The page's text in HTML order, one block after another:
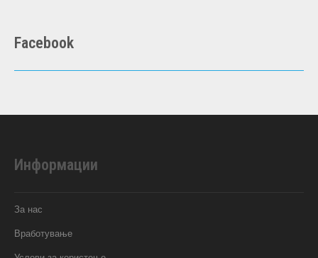
Facebook
Информации
За нас
Вработување